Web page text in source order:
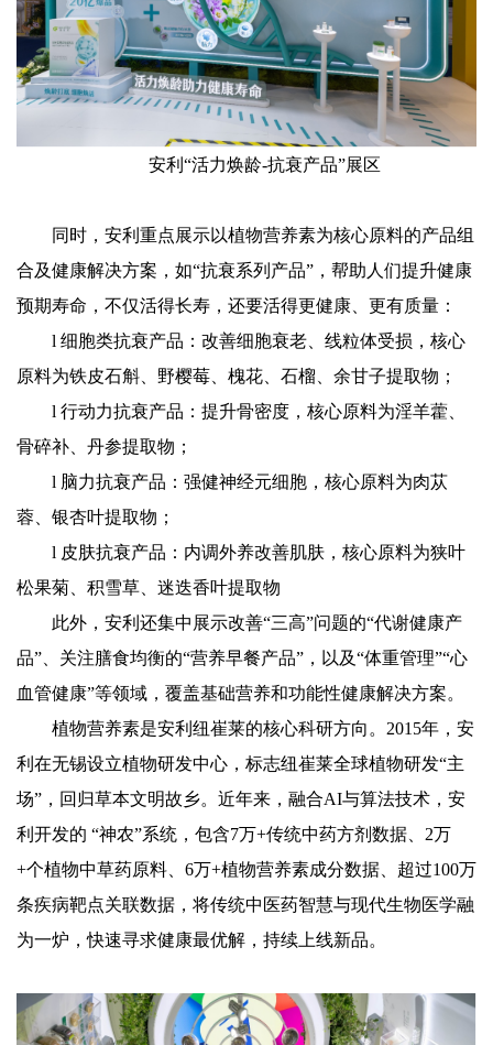
安利“活力焕龄-抗衰产品”展区
同时，安利重点展示以植物营养素为核心原料的产品组
合及健康解决方案，如“抗衰系列产品”，帮助人们提升健康
预期寿命，不仅活得长寿，还要活得更健康、更有质量：
l 细胞类抗衰产品：改善细胞衰老、线粒体受损，核心
原料为铁皮石斛、野樱莓、槐花、石榴、余甘子提取物；
l 行动力抗衰产品：提升骨密度，核心原料为淫羊藿、
骨碎补、丹参提取物；
l 脑力抗衰产品：强健神经元细胞，核心原料为肉苁
蓉、银杏叶提取物；
l 皮肤抗衰产品：内调外养改善肌肤，核心原料为狭叶
松果菊、积雪草、迷迭香叶提取物
此外，安利还集中展示改善“三高”问题的“代谢健康产
品”、关注膳食均衡的“营养早餐产品”，以及“体重管理”“心
血管健康”等领域，覆盖基础营养和功能性健康解决方案。
植物营养素是安利纽崔莱的核心科研方向。2015年，安
利在无锡设立植物研发中心，标志纽崔莱全球植物研发“主
场”，回归草本文明故乡。近年来，融合AI与算法技术，安
利开发的 “神农”系统，包含7万+传统中药方剂数据、2万
+个植物中草药原料、6万+植物营养素成分数据、超过100万
条疾病靶点关联数据，将传统中医药智慧与现代生物医学融
为一炉，快速寻求健康最优解，持续上线新品。